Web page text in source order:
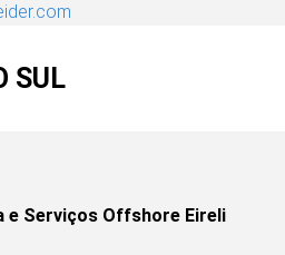
SUL
e Serviços Offshore Eireli